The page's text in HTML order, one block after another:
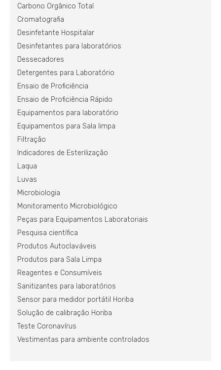
Carbono Orgânico Total
Cromatografia
Desinfetante Hospitalar
Desinfetantes para laboratórios
Dessecadores
Detergentes para Laboratório
Ensaio de Proficiência
Ensaio de Proficiência Rápido
Equipamentos para laboratório
Equipamentos para Sala limpa
Filtração
Indicadores de Esterilização
Laqua
Luvas
Microbiologia
Monitoramento Microbiológico
Peças para Equipamentos Laboratoriais
Pesquisa científica
Produtos Autoclaváveis
Produtos para Sala Limpa
Reagentes e Consumíveis
Sanitizantes para laboratórios
Sensor para medidor portátil Horiba
Solução de calibração Horiba
Teste Coronavírus
Vestimentas para ambiente controlados